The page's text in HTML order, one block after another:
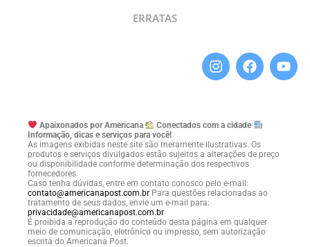
ERRATAS
Apaixonados por Americana
Conectados com a cidade
Informação, dicas e serviços para você!
As imagens exibidas neste site são meramente ilustrativas. Os
produtos e serviços divulgados estão sujeitos a alterações de preço
ou disponibilidade conforme determinação dos respectivos
fornecedores.
Caso tenha dúvidas, entre em contato conosco pelo e-mail:
contato@americanapost.com.br Para questões relacionadas ao
tratamento de seus dados, envie um e-mail para:
privacidade@americanapost.com.br
É proibida a reprodução do conteúdo desta página em qualquer
meio de comunicação, eletrônico ou impresso, sem autorização
escrita do Americana Post.